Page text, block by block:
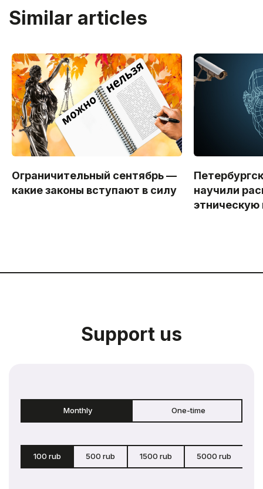
Similar articles
Ограничительный сентябрь —
какие законы вступают в силу
научили
Support us
Monthly One-time
100 rub 500 rub 1500 rub 5000 rub